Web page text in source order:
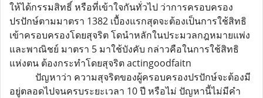
ให้ได้กรรมสิทธิ์ หรือที่เข้าใจกันทั่วไป ว่าการครอบครอง
ปรปักษ์ตามมาตรา 1382 เบื้องแรกสุดจะต้องเป็นการใช้สิทธิ
เข้าครอบครองโดยสุจริต โดนำหลักในประมวลกฎหมายแพ่ง
และพาณิชย์ มาตรา 5 มาใช้บังคับ กล่าวคือในการใช้สิทธิ
แห่งตน ต้องกระทำโดยสุจริต actingoodfaitn
ปัญหาว่า ความสุจริตของผู้ครอบครองปรปักษ์จะต้องมี
อยู่ตลอดไปจนครบระยะเวลา 10 ปี หรือไม่ ปัญหานี้ไม่มีคำ